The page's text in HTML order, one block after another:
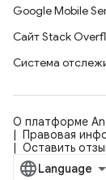
Google Mobile
Сайт Stack
Система
О платформе
Правовая
Оставить